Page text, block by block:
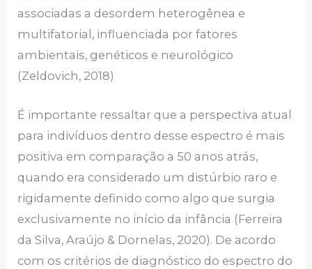
associadas a desordem heterogênea e
multifatorial, influenciada por fatores
ambientais, genéticos e neurológico
(Zeldovich, 2018)
É importante ressaltar que a perspectiva atual
para indivíduos dentro desse espectro é mais
positiva em comparação a 50 anos atrás,
quando era considerado um distúrbio raro e
rigidamente definido como algo que surgia
exclusivamente no início da infância (Ferreira
da Silva, Araújo & Dornelas, 2020). De acordo
com os critérios de diagnóstico do espectro do